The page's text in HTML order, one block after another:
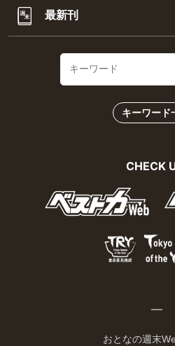
最新刊
キーワード
CHECK
おとなの週末